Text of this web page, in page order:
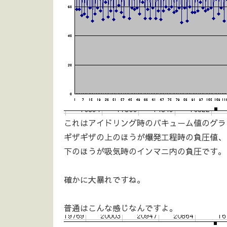
これはアイドリング時のバキューム値のグ
ギザギザの上のほうが爆発工程時の負圧値、
下のほうが吸気時のインマニ内の負圧です。
確かに大暴れですね。
普通はこんな感じなんですよ。